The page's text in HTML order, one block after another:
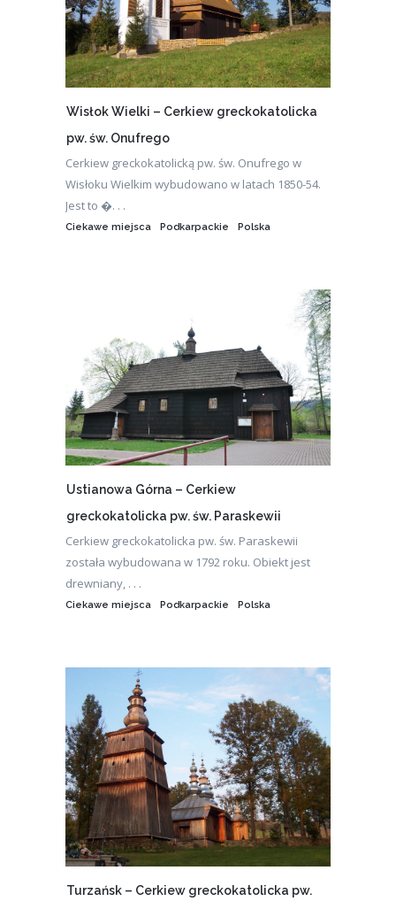
Wisłok Wielki – Cerkiew greckokatolicka
pw. św. Onufrego
Cerkiew greckokatolicką pw. św. Onufrego w
Wisłoku Wielkim wybudowano w latach 1850-54.
Jest to �. . .
Ciekawe miejsca Podkarpackie Polska
Ustianowa Górna – Cerkiew
greckokatolicka pw. św. Paraskewii
Cerkiew greckokatolicka pw. św. Paraskewii
została wybudowana w 1792 roku. Obiekt jest
drewniany, . . .
Ciekawe miejsca Podkarpackie Polska
Turzańsk – Cerkiew greckokatolicka pw.